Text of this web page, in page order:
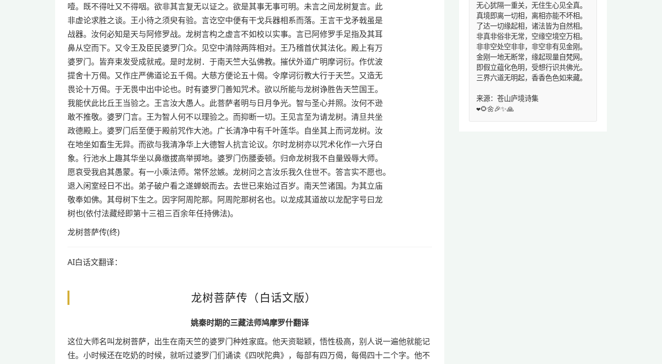
噎。既不得吐又不得咽。欲非其言复无以证之。欲是其事无事可明。未言之间龙树复言。此
非虚论求胜之谈。王小待之须臾有验。言讫空中便有干戈兵器相系而落。王言干戈矛戟虽是
战器。汝何必知是天与阿修罗战。龙树言构之虚言不如校以实事。言已阿修罗手足指及其耳
鼻从空而下。又令王及臣民婆罗门众。见空中清除两阵相对。王乃稽首伏其法化。殿上有万
婆罗门。皆弃束发受成就戒。是时龙树．于南天竺大弘佛教。摧伏外道广明摩诃衍。作优波
提舍十万偈。又作庄严佛道论五千偈。大慈方便论五十偈。令摩诃衍教大行于天竺。又造无
畏论十万偈。于无畏中出中论也。时有婆罗门善知咒术。欲以所能与龙树诤胜告天竺国王。
我能伏此比丘王当验之。王言汝大愚人。此菩萨者明与日月争光。智与圣心并照。汝何不逊
敢不推敬。婆罗门言。王为智人何不以理验之。而抑断一切。王见言至为请龙树。清旦共坐
政德殿上。婆罗门后至便于殿前咒作大池。广长清净中有千叶莲华。自坐其上而诃龙树。汝
在地坐如畜生无异。而欲与我清净华上大德智人抗言论议。尔时龙树亦以咒术化作一六牙白
象。行池水上趣其华坐以鼻缴拔高举掷地。婆罗门伤腰委顿。归命龙树我不自量毁辱大师。
愿哀受我启其愚蒙。有一小乘法师。常怀忿嫉。龙树问之言汝乐我久住世不。答言实不愿也。
退入闲室经日不出。弟子破户看之遂蝉蜕而去。去世已来始过百岁。南天竺诸国。为其立庙
敬奉如佛。其母树下生之。因字阿周陀那。阿周陀那树名也。以龙成其道故以龙配字号曰龙
树也(依付法藏经即第十三祖三百余年任持佛法)。
龙树菩萨传(终)
AI白话文翻译：
龙树菩萨传（白话文版）
姚秦时期的三藏法师鸠摩罗什翻译
这位大师名叫龙树菩萨，出生在南天竺的婆罗门种姓家庭。他天资聪颖，悟性极高，别人说一遍他就能记
住。小时候还在吃奶的时候，就听过婆罗门们诵读《四吠陀典》，每部有四万偈，每偈四十二个字。他不
无心犹隔一重关，无住生心见全真。
真境即离一切相，离相亦能不坏相。
了达一切缘起相，诸法皆为自然相。
非真非俗非无常，空缘空境空万相。
非非空处空非非，非空非有见金刚。
金刚一地无断常，缘起现量自梵网。
即假立蕴化色明，受想行识共佛光。
三界六道无明起，香香色色如来藏。
来源：苍山庐境诗集
❤️🌻🌼🎉✨🙏